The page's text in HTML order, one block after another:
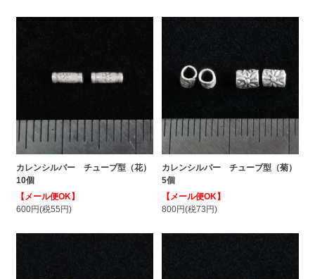
カレンシルバー チューブ型（花）
10個
【メール便OK】
600円(税55円)
カレンシルバー チューブ型（菊）
5個
【メール便OK】
800円(税73円)